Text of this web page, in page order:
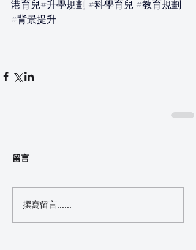
港育兒#升學規劃 #科學育兒 #教育規劃
#背景提升
留言
撰寫留言......